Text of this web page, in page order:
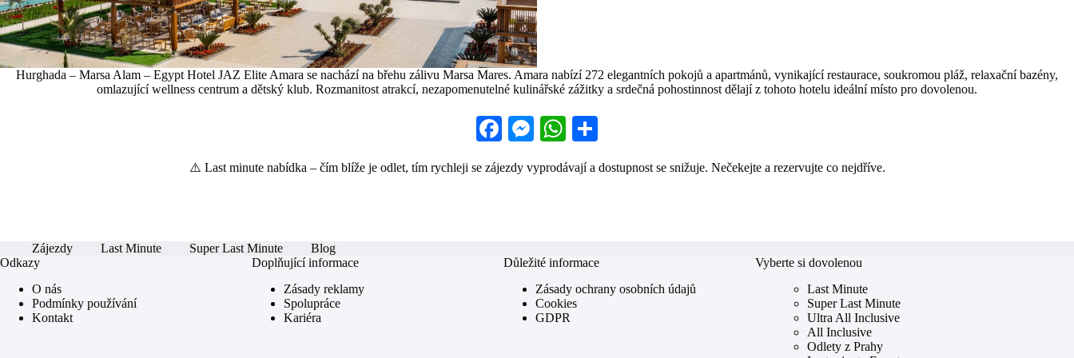
Hurghada – Marsa Alam – Egypt Hotel JAZ Elite Amara se nachází na břehu zálivu Marsa Mares. Amara nabízí 272 elegantních pokojů a apartmánů, vynikající restaurace, soukromou pláž, relaxační bazény,
omlazující wellness centrum a dětský klub. Rozmanitost atrakcí, nezapomenutelné kulinářské zážitky a srdečná pohostinnost dělají z tohoto hotelu ideální místo pro dovolenou.
Fa
bo
M
se
W
ts re
⚠️ Last minute nabídka – čím blíže je odlet, tím rychleji se zájezdy vyprodávají a dostupnost se snižuje. Nečekejte a rezervujte co nejdříve.
Zájezdy Last Minute Super Last Minute
Blog
Odkazy
O nás
Podmínky používání
Kontakt
Doplňující informace
Zásady reklamy
Spolupráce
Kariéra
Důležité informace
Zásady ochrany osobních údajů
Cookies
GDPR
Vyberte si dovolenou
Last Minute
Super Last Minute
Ultra All Inclusive
All Inclusive
Odlety z Prahy